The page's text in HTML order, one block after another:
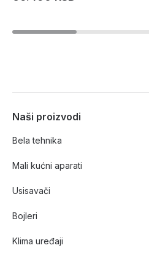
Naši proizvodi
Bela tehnika
Mali kućni aparati
Usisavači
Bojleri
Klima uređaji